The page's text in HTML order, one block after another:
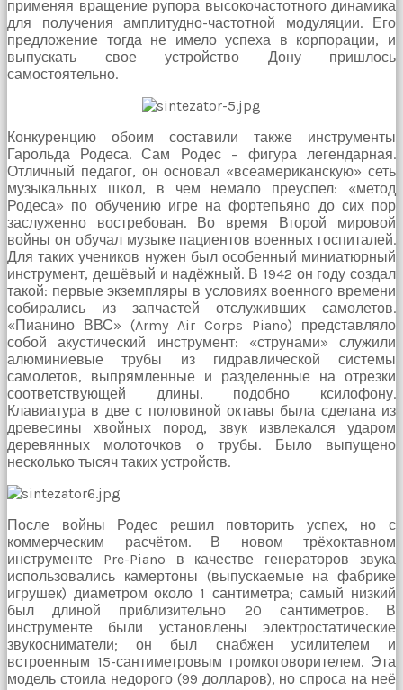
Devamında
yatak
odasına
gittik
ve
çatır
siktim
türk
pornosu
Son
zamanlarda
erkekler
tarafından
bolca
ihanete
uğrayan
genç
kız
ne
yapıp
edip
hayatının
erkeğini
bulamamıştır
porno
Bu
yüzden
artık
erkeklerden
umudunu
kesen
kız
kendi
başına
hamile
kalıp
evlat
применяя вращение рупора высокочастотного динамика
для получения амплитудно-частотной модуляции. Его
предложение тогда не имело успеха в корпорации, и
выпускать свое устройство Дону пришлось
самостоятельно.
Конкуренцию обоим составили также инструменты
Гарольда Родеса. Сам Родес – фигура легендарная.
Отличный педагог, он основал «всеамериканскую» сеть
музыкальных школ, в чем немало преуспел: «метод
Родеса» по обучению игре на фортепьяно до сих пор
заслуженно востребован. Во время Второй мировой
войны он обучал музыке пациентов военных госпиталей.
Для таких учеников нужен был особенный миниатюрный
инструмент, дешёвый и надёжный. В 1942 он году создал
такой: первые экземпляры в условиях военного времени
собирались из запчастей отслуживших самолетов.
«Пианино ВВС» (Army Air Corps Piano) представляло
собой акустический инструмент: «струнами» служили
алюминиевые трубы из гидравлической системы
самолетов, выпрямленные и разделенные на отрезки
соответствующей длины, подобно ксилофону.
Клавиатура в две с половиной октавы была сделана из
древесины хвойных пород, звук извлекался ударом
деревянных молоточков о трубы. Было выпущено
несколько тысяч таких устройств.
После войны Родес решил повторить успех, но с
коммерческим расчётом. В новом трёхоктавном
инструменте Pre-Piano в качестве генераторов звука
использовались камертоны (выпускаемые на фабрике
игрушек) диаметром около 1 сантиметра; самый низкий
был длиной приблизительно 20 сантиметров. В
инструменте были установлены электростатические
звукосниматели; он был снабжен усилителем и
встроенным 15-сантиметровым громкоговорителем. Эта
модель стоила недорого (99 долларов), но спроса на неё